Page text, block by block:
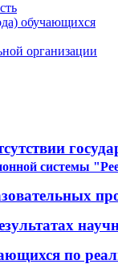
обучающихся
организации
системы
по